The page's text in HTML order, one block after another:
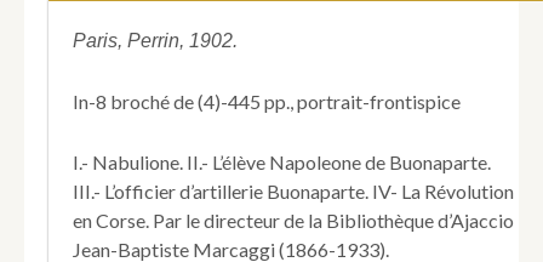
Sa
et
jusqu’au
Siège
Toulon.
Paris, Perrin, 1902.
In-8 broché de (4)-445 pp., portrait-frontispice
I.- Nabulione. II.- L’élève Napoleone de Buonaparte.
III.- L’officier d’artillerie Buonaparte. IV- La Révolution
en Corse. Par le directeur de la Bibliothèque d’Ajaccio
Jean-Baptiste Marcaggi (1866-1933).